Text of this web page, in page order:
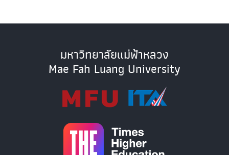
มหาวิทยาลัยแม่ฟ้าหลวง
Mae Fah Luang University